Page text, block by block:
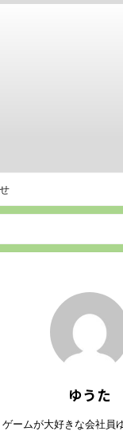
ゆうた
ゲームが大好きな会社員